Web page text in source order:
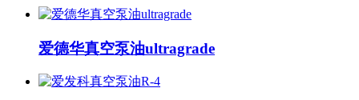
爱德华真空泵油ultragrade